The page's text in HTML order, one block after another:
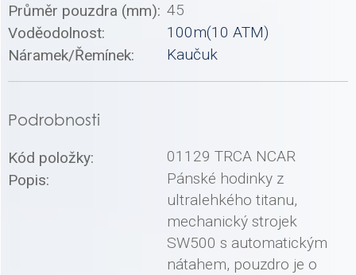
Průměr pouzdra (mm): 45
Voděodolnost:
100m(10 ATM)
Náramek/Řemínek:
Kaučuk
Podrobnosti
Kód položky:
01129 TRCA NCAR
Popis:
Pánské hodinky z
ultralehkého titanu,
mechanický strojek
SW500 s automatickým
nátahem, pouzdro je o